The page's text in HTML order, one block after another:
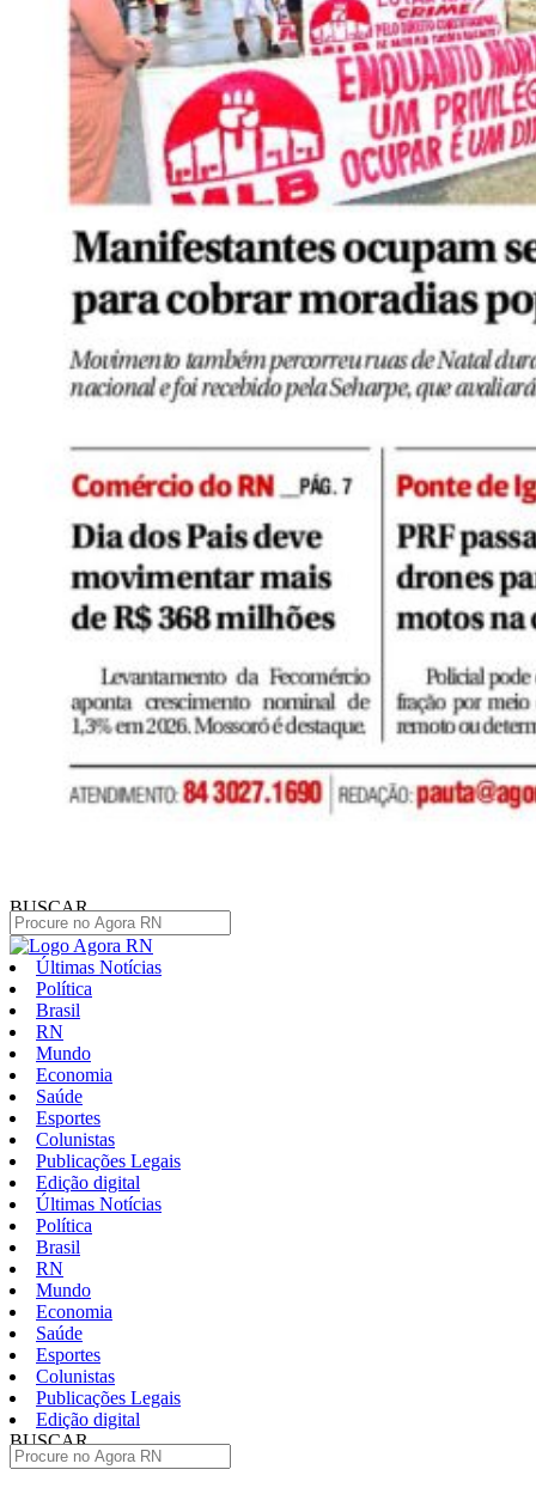
BUSCAR
Últimas Notícias
Política
Brasil
RN
Mundo
Economia
Saúde
Esportes
Colunistas
Publicações Legais
Edição digital
Últimas Notícias
Política
Brasil
RN
Mundo
Economia
Saúde
Esportes
Colunistas
Publicações Legais
Edição digital
BUSCAR